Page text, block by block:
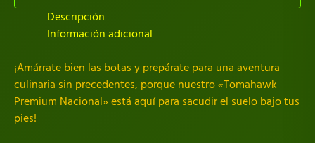
Descripción
Información adicional
¡Amárrate bien las botas y prepárate para una aventura
culinaria sin precedentes, porque nuestro «Tomahawk
Premium Nacional» está aquí para sacudir el suelo bajo tus
pies!